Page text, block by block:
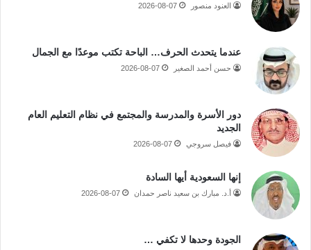
العنود منصور 2026-08-07
عندما يتحدث الحرف… الباحة تكتب موعدًا مع الجمال
حسن أحمد الصغير 2026-08-07
دور الأسرة والمدرسة والمجتمع في نظام التعليم العام
الجديد
فيصل سروجي 2026-08-07
إنها السعودية أيها السادة
أ.د. مبارك بن سعيد ناصر حمدان 2026-08-07
الجودة وحدها لا تكفي …